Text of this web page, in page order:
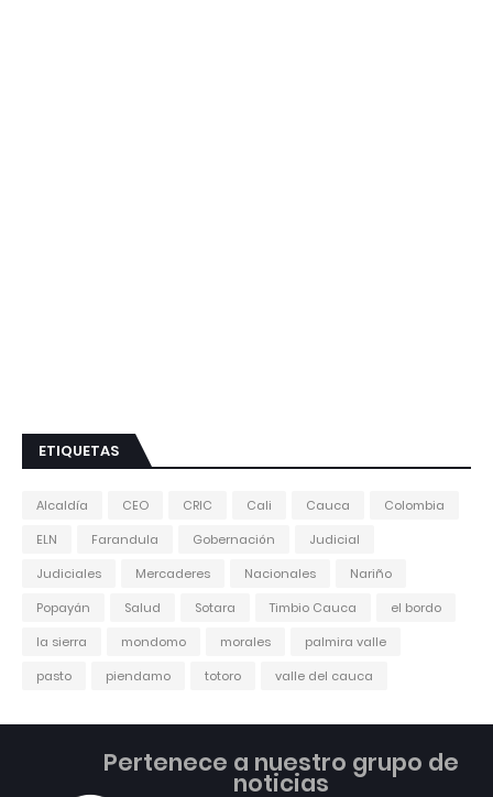
ETIQUETAS
Alcaldía CEO CRIC Cali Cauca
Colombia
ELN
Farandula Gobernación
Judicial
Judiciales
Mercaderes Nacionales
Nariño
Popayán
Salud Sotara Timbio Cauca
el bordo
la sierra
mondomo morales
palmira valle
pasto
piendamo totoro valle del cauca
Pertenece a nuestro grupo de
noticias